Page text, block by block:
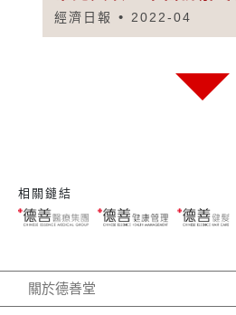
經濟日報 2022-04
相關鏈結
關於德善堂